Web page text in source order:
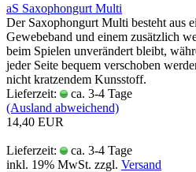
aS Saxophongurt Multi
Der Saxophongurt Multi besteht aus
Gewebeband und einem zusätzlich
beim Spielen unverändert bleibt,
jeder Seite bequem verschoben
nicht kratzendem Kunsstoff.
Lieferzeit:
ca. 3-4 Tage
(Ausland abweichend)
14,40 EUR
Lieferzeit:
ca. 3-4 Tage
inkl. 19% MwSt. zzgl. Versand